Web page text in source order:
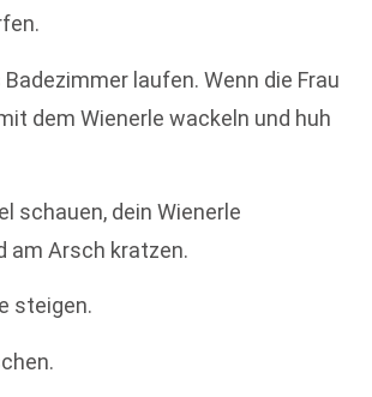
laufen. Wenn die Frau
dem Wienerle wackeln und huh
schauen, dein Wienerle
am Arsch kratzen.
steigen.